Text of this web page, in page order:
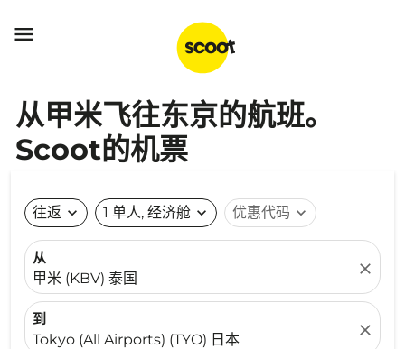

从甲米飞往东京的航班。
Scoot的机票
往返 expand_more 1 单人, 经济舱 expand_more 优惠代码 expand_more
从
甲米 (KBV) 泰国
close
到
Tokyo (All Airports) (TYO) 日本
close